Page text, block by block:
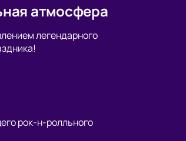
атмосфера
легендарного
рок-н-ролльного